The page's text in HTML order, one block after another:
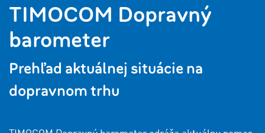
TIMOCOM Dopravný
barometer
Prehľad aktuálnej situácie na
dopravnom trhu